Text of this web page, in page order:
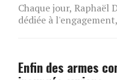
Chaque jour, Raphaël
dédiée à
Enfin des armes